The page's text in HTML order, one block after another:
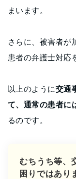
まいます。
さらに、被害者が
患者の弁護士対応
以上のように交通
て、通常の患者に
るのです。
むちうち等、
困りではあり